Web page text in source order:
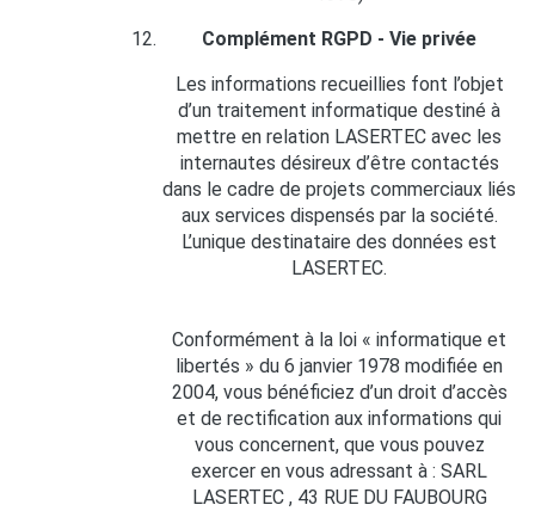
Complément RGPD - Vie privée
Les informations recueillies font l’objet
d’un traitement informatique destiné à
mettre en relation LASERTEC avec les
internautes désireux d’être contactés
dans le cadre de projets commerciaux liés
aux services dispensés par la société.
L’unique destinataire des données est
LASERTEC.
Conformément à la loi « informatique et
libertés » du 6 janvier 1978 modifiée en
2004, vous bénéficiez d’un droit d’accès
et de rectification aux informations qui
vous concernent, que vous pouvez
exercer en vous adressant à : SARL
LASERTEC , 43 RUE DU FAUBOURG